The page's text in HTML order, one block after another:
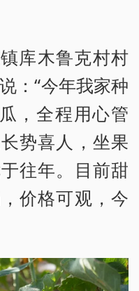
库木鲁克村村
：“今年我家种
，全程用心管
势喜人，坐果
往年。目前甜
价格可观，今